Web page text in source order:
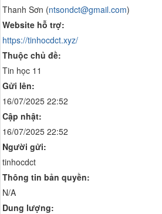
Thanh Sơn (ntsondct@gmail.com)
Website hỗ trợ:
https://tinhocdct.xyz/
Thuộc chủ đề:
Tin học 11
Gửi lên:
16/07/2025 22:52
Cập nhật:
16/07/2025 22:52
Người gửi:
tinhocdct
Thông tin bản quyền:
N/A
Dung lượng: